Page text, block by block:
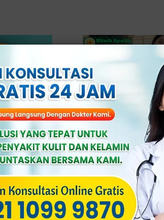
Metode
metode yang
menjadi
Kapan Harus ke
Kemaluan Wanita?
Tandanya
Published On: Maret 28th, 2026
Klinik Apollo – Kenali tanda-
harus melakukan pemeriksaan
kemaluan wanita. Kesehatan
sering kali […]